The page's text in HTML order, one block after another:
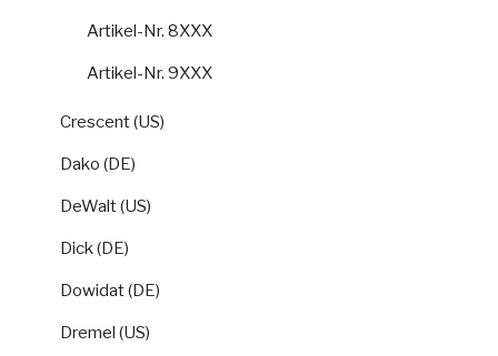
Artikel-Nr. 8XXX
Artikel-Nr. 9XXX
Crescent (US)
Dako (DE)
DeWalt (US)
Dick (DE)
Dowidat (DE)
Dremel (US)